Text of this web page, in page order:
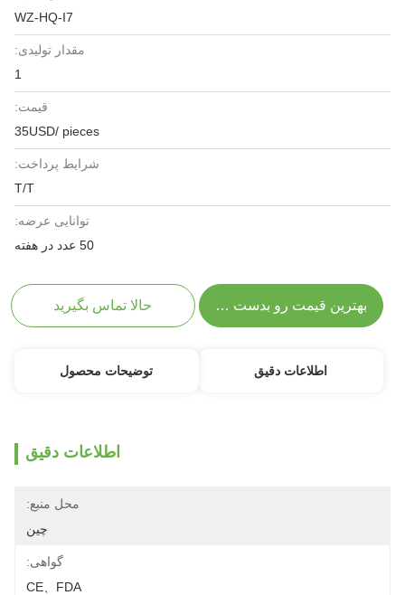
WZ-HQ-I7
مقدار تولیدی:
قیمت:
35USD/ pieces
شرایط پرداخت:
T/T
توانایی عرضه:
50 عدد در هفته
بهترین قیمت رو بدست بیار حالا تماس بگیرید
اطلاعات دقیق توضیحات محصول
اطلاعات دقیق
محل منبع:
چین
گواهی:
CE、FDA